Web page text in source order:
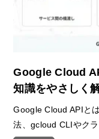
Google Cloud
知識をやさしく
Google Cloud APIと
法、gcloud CLIやク